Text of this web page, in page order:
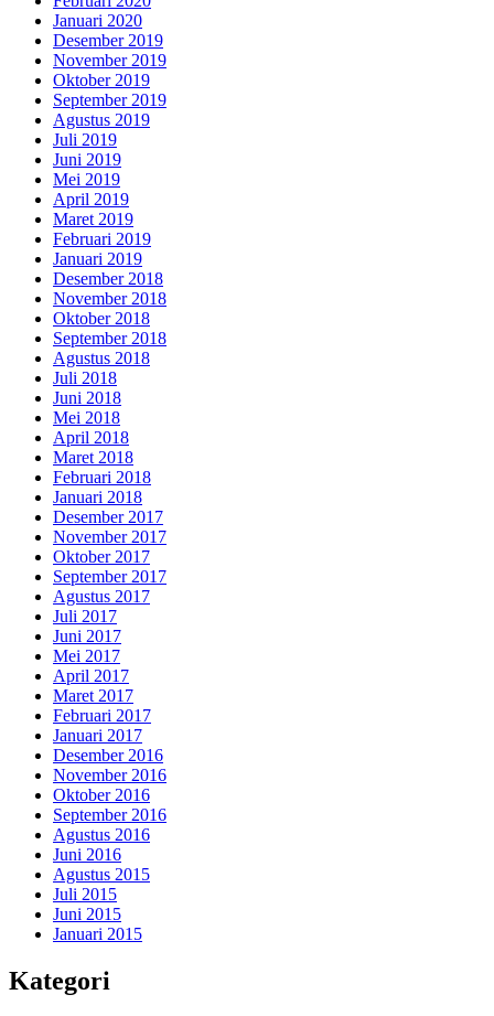
Januari 2020
Desember 2019
November 2019
Oktober 2019
September 2019
Agustus 2019
Juli 2019
Juni 2019
Mei 2019
April 2019
Maret 2019
Februari 2019
Januari 2019
Desember 2018
November 2018
Oktober 2018
September 2018
Agustus 2018
Juli 2018
Juni 2018
Mei 2018
April 2018
Maret 2018
Februari 2018
Januari 2018
Desember 2017
November 2017
Oktober 2017
September 2017
Agustus 2017
Juli 2017
Juni 2017
Mei 2017
April 2017
Maret 2017
Februari 2017
Januari 2017
Desember 2016
November 2016
Oktober 2016
September 2016
Agustus 2016
Juni 2016
Agustus 2015
Juli 2015
Juni 2015
Januari 2015
Kategori